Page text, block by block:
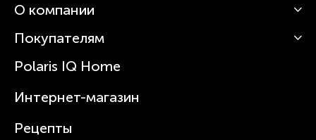
Кофемашины
Вертикальные пылесосы
Зубные щетки и ирригаторы
Увлажнители
Посуда
О компании
О Polaris
Статьи
Покупателям
Сервисные центры
Где купить
Polaris IQ Home
Интернет-магазин
Рецепты